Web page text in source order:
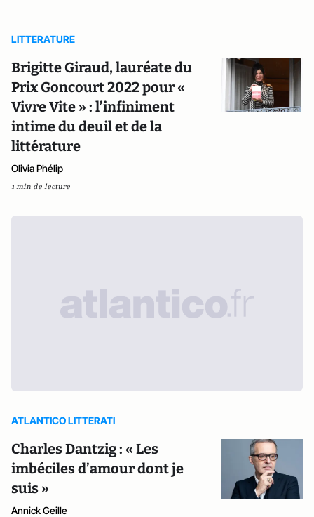
LITTERATURE
Brigitte Giraud, lauréate du
Prix Goncourt 2022 pour «
Vivre Vite » : l’infiniment
intime du deuil et de la
littérature
Olivia Phélip
1 min de lecture
ATLANTICO LITTERATI
Charles Dantzig : « Les
imbéciles d’amour dont je
suis »
Annick Geille